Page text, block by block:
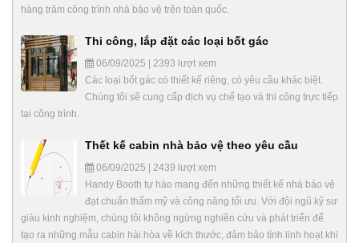
hàng trăm công trình nhà bảo vệ trên toàn quốc.
Thi công, lắp đặt các loại bốt gác
06/09/2025 | 2393 lượt xem
Các loại bốt gác có thiết kế riêng, có yêu cầu khác biệt.
Chúng tôi sẽ cung cấp dịch vụ chế tạo và thi công trực tiếp
tại công trình.
Thết kế cabin nhà bảo vệ theo yêu cầu
06/09/2025 | 2439 lượt xem
Handy Booth tự hào mang đến những thiết kế nhà bảo vệ
đạt chuẩn thẩm mỹ và công năng tối ưu. Với đội ngũ kỹ sư
giàu kinh nghiệm, chúng tôi không ngừng nghiên cứu và phát triển để
tạo ra những mẫu cabin hài hòa về kích thước, đảm bảo tính linh hoạt khi